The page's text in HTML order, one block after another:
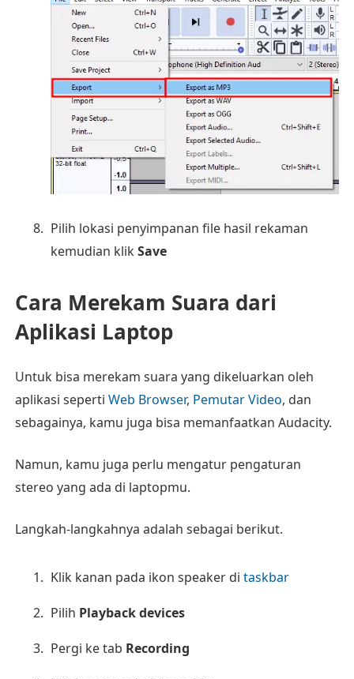
Pilih lokasi penyimpanan file hasil rekaman
kemudian klikSave
Cara Merekam Suara dari
Aplikasi Laptop
Untuk bisa merekam suara yang dikeluarkan oleh
aplikasi seperti Web Browser, Pemutar Video, dan
sebagainya, kamu juga bisa memanfaatkan Audacity.
Namun, kamu juga perlu mengatur pengaturan
stereo yang ada di laptopmu.
Langkah-langkahnya adalah sebagai berikut.
Klik kanan pada ikon speaker di taskbar
Pilih Playback devices
Pergi ke tab Recording